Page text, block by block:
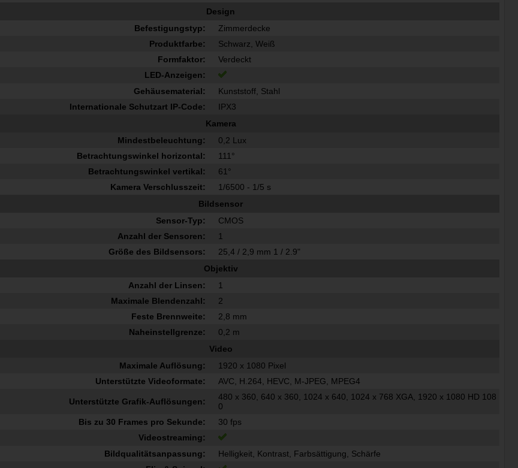
Design
Befestigungstyp:
Zimmerdecke
Produktfarbe:
Schwarz, Weiß
Formfaktor:
Verdeckt
LED-Anzeigen:
Gehäusematerial:
Kunststoff, Stahl
Internationale Schutzart IP-Code:
IPX3
Kamera
Mindestbeleuchtung:
0,2 Lux
Betrachtungswinkel horizontal:
111°
Betrachtungswinkel vertikal:
61°
Kamera Verschlusszeit:
1/6500 - 1/5 s
Bildsensor
Sensor-Typ:
CMOS
Anzahl der Sensoren:
1
Größe des Bildsensors:
25,4 / 2,9 mm 1 / 2.9"
Objektiv
Anzahl der Linsen:
1
Maximale Blendenzahl:
2
Feste Brennweite:
2,8 mm
Naheinstellgrenze:
0,2 m
Video
Maximale Auflösung:
1920 x 1080 Pixel
Unterstützte Videoformate:
AVC, H.264, HEVC, M-JPEG, MPEG4
Unterstützte Grafik-Auflösungen:
480 x 360, 640 x 360, 1024 x 640, 1024 x 768 XGA, 1920 x 1080 HD 108
0
Bis zu 30 Frames pro Sekunde:
30 fps
Videostreaming:
Bildqualitätsanpassung:
Helligkeit, Kontrast, Farbsättigung, Schärfe